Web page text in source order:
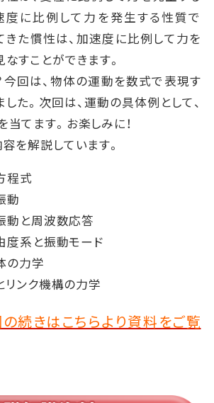
度に比例して力を発生する性質で
きた慣性は、加速度に比例して力を
すことができます。
今回は、物体の運動を数式で表現す
た。次回は、運動の具体例として、
てます。お楽しみに！
を解説しています。
程式
動
と周波数応答
系と振動モード
力学
ンク機構の力学
続きはこちらより資料をご覧